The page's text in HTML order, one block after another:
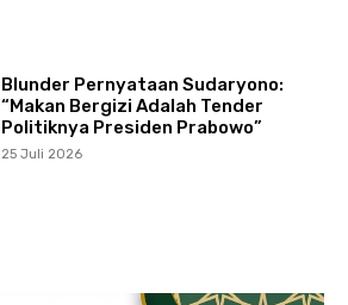
Blunder Pernyataan Sudaryono:
“Makan Bergizi Adalah Tender
Politiknya Presiden Prabowo”
25 Juli 2026